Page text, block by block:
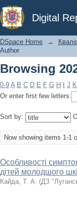
Digital
Browsing
DSpace Home →
Author
Browsing
0-9 A B C D E F G H J K
Or enter first few letters:
Sort by:
Now showing items 1-1
Особливості
дітей молодшого
Кайда, Т. А. (ДЗ